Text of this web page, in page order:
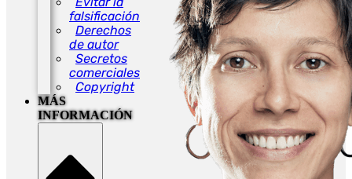
falsificación
Derechos
de autor
Secretos
comerciales
Copyright
MÁS
INFORMACIÓN